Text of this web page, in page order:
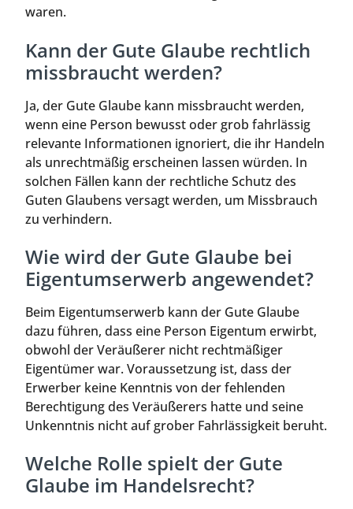
waren.
Kann der Gute Glaube rechtlich
missbraucht werden?
Ja, der Gute Glaube kann missbraucht werden,
wenn eine Person bewusst oder grob fahrlässig
relevante Informationen ignoriert, die ihr Handeln
als unrechtmäßig erscheinen lassen würden. In
solchen Fällen kann der rechtliche Schutz des
Guten Glaubens versagt werden, um Missbrauch
zu verhindern.
Wie wird der Gute Glaube bei
Eigentumserwerb angewendet?
Beim Eigentumserwerb kann der Gute Glaube
dazu führen, dass eine Person Eigentum erwirbt,
obwohl der Veräußerer nicht rechtmäßiger
Eigentümer war. Voraussetzung ist, dass der
Erwerber keine Kenntnis von der fehlenden
Berechtigung des Veräußerers hatte und seine
Unkenntnis nicht auf grober Fahrlässigkeit beruht.
Welche Rolle spielt der Gute
Glaube im Handelsrecht?